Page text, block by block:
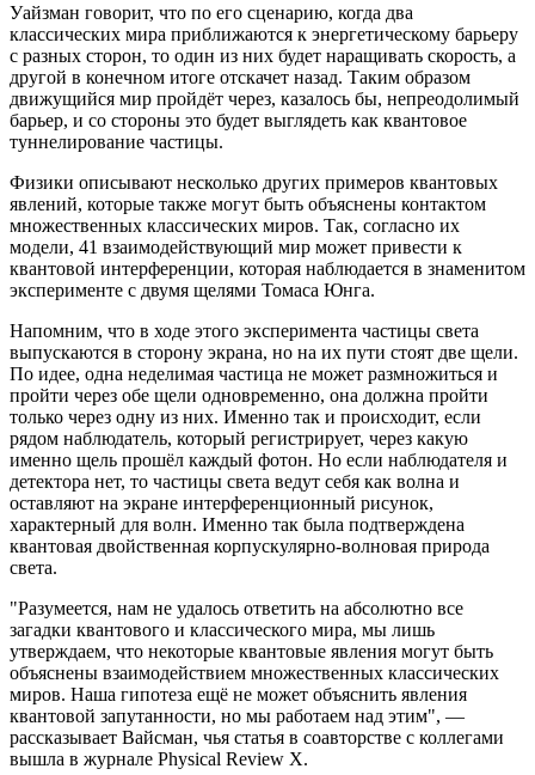
Уайзман говорит, что по его сценарию, когда два
классических мира приближаются к энергетическому барьеру
с разных сторон, то один из них будет наращивать скорость, а
другой в конечном итоге отскачет назад. Таким образом
движущийся мир пройдёт через, казалось бы, непреодолимый
барьер, и со стороны это будет выглядеть как квантовое
туннелирование частицы.
Физики описывают несколько других примеров квантовых
явлений, которые также могут быть объяснены контактом
множественных классических миров. Так, согласно их
модели, 41 взаимодействующий мир может привести к
квантовой интерференции, которая наблюдается в знаменитом
эксперименте с двумя щелями Томаса Юнга.
Напомним, что в ходе этого эксперимента частицы света
выпускаются в сторону экрана, но на их пути стоят две щели.
По идее, одна неделимая частица не может размножиться и
пройти через обе щели одновременно, она должна пройти
только через одну из них. Именно так и происходит, если
рядом наблюдатель, который регистрирует, через какую
именно щель прошёл каждый фотон. Но если наблюдателя и
детектора нет, то частицы света ведут себя как волна и
оставляют на экране интерференционный рисунок,
характерный для волн. Именно так была подтверждена
квантовая двойственная корпускулярно-волновая природа
света.
"Разумеется, нам не удалось ответить на абсолютно все
загадки квантового и классического мира, мы лишь
утверждаем, что некоторые квантовые явления могут быть
объяснены взаимодействием множественных классических
миров. Наша гипотеза ещё не может объяснить явления
квантовой запутанности, но мы работаем над этим", —
рассказывает Вайсман, чья статья в соавторстве с коллегами
вышла в журнале Physical Review X.